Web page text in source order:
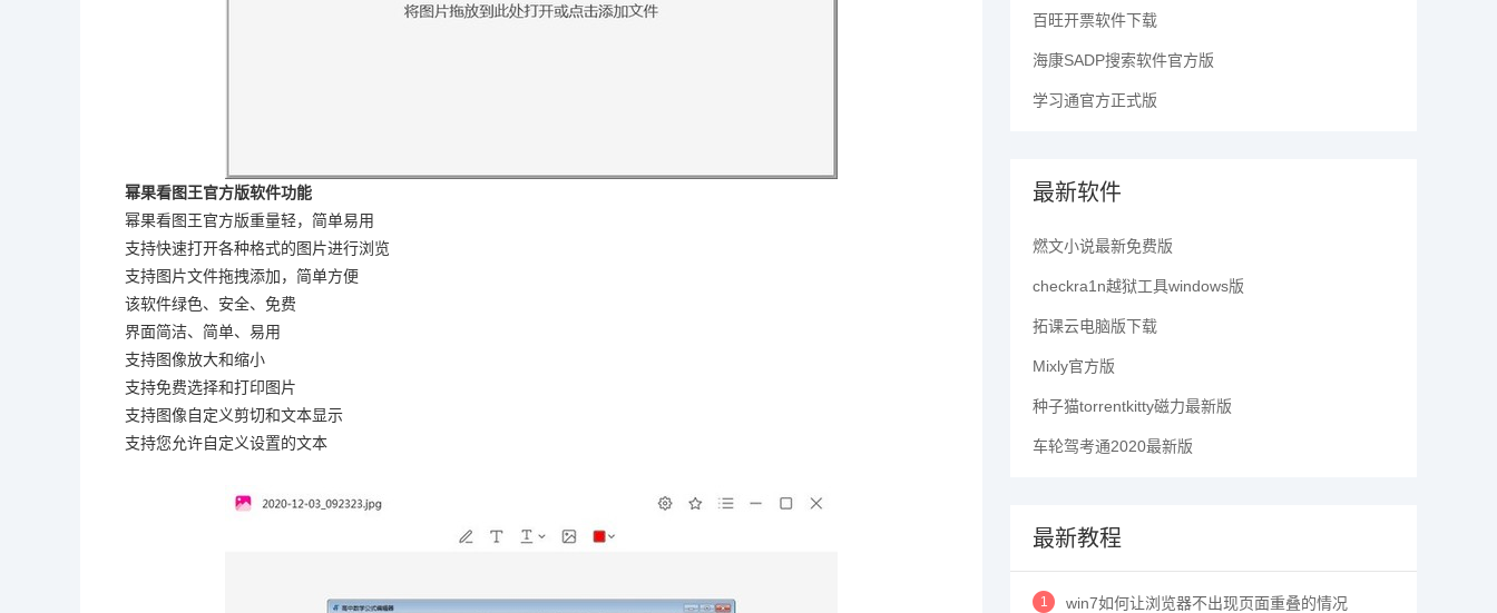
幂果看图王官方版软件功能
幂果看图王官方版重量轻，简单易用
支持快速打开各种格式的图片进行浏览
支持图片文件拖拽添加，简单方便
该软件绿色、安全、免费
界面简洁、简单、易用
支持图像放大和缩小
支持免费选择和打印图片
支持图像自定义剪切和文本显示
支持您允许自定义设置的文本
百旺开票软件下载
海康SADP搜索软件官方版
学习通官方正式版
最新软件
燃文小说最新免费版
checkra1n越狱工具windows版
拓课云电脑版下载
Mixly官方版
种子猫torrentkitty磁力最新版
车轮驾考通2020最新版
最新教程
1 win7如何让浏览器不出现页面重叠的情况